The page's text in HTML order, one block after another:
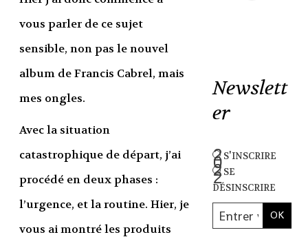
vous parler de ce sujet
sensible, non pas le nouvel
album de Francis Cabrel, mais
mes ongles.
Avec la situation
catastrophique de départ, j’ai
procédé en deux phases :
l’urgence, et la routine. Hier, je
vous ai montré les produits
Newslett
er
s'inscrire
se
désinscrire